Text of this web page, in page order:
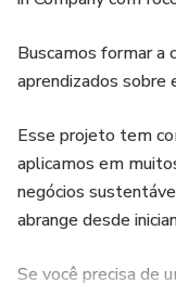
Buscamos formar a
aprendizados sobre
Esse projeto tem
aplicamos em
negócios
abrange desde
Se você precisa de